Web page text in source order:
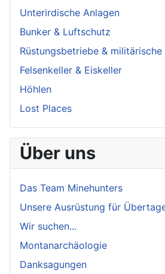
Unterirdische Anlagen
Bunker & Luftschutz
Rüstungsbetriebe & militärische
Felsenkeller & Eiskeller
Höhlen
Lost Places
Über uns
Das Team Minehunters
Unsere Ausrüstung für
Wir suchen...
Montanarchäologie
Danksagungen